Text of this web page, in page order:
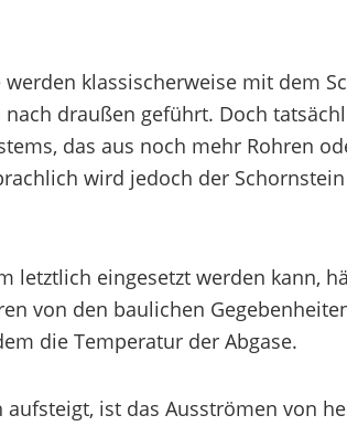
klassischerweise mit dem
draußen geführt. Doch
das aus noch mehr Rohren
wird jedoch der
letztlich eingesetzt werden kann,
von den baulichen
die Temperatur der Abgase.
ist das Ausströmen von